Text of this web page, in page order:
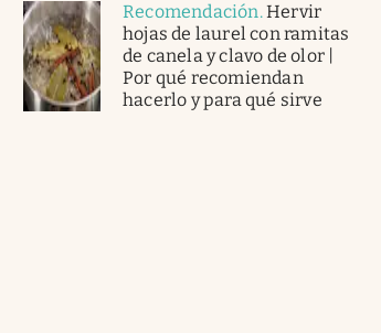
Recomendación.Hervir
hojas de laurel con ramitas
de canela y clavo de olor |
Por qué recomiendan
hacerlo y para qué sirve